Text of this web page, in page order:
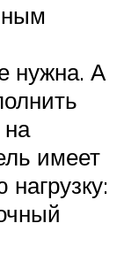
нужна. А
на
имеет